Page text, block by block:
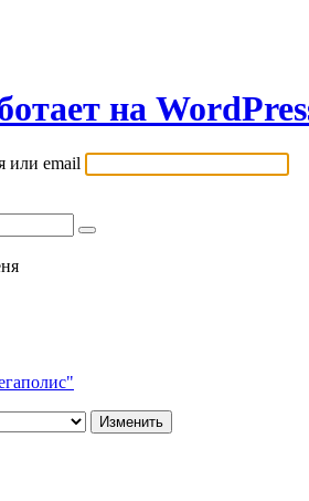
на
или email